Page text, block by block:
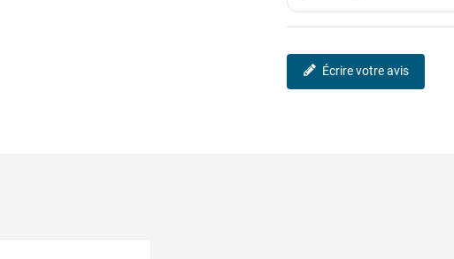
Écrire votre avis